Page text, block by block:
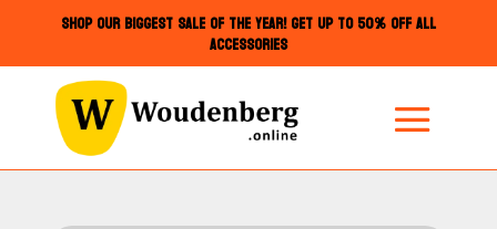
SHOP OUR BIGGEST SALE OF THE YEAR! GET UP TO 50% OFF ALL
ACCESSORIES